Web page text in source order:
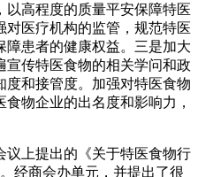
高程度的质量平安保障特医
医疗机构的监管，规范特医
患者的健康权益。三是加大
传特医食物的相关学问和政
和接管度。加强对特医食物
物企业的出名度和影响力，
上提出的《关于特医食物行
经商会办单元，并提出了很